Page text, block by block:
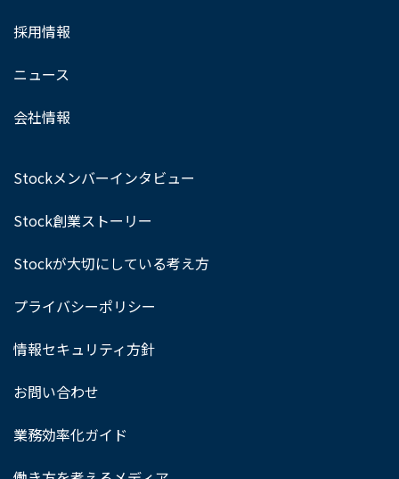
採用情報
ニュース
会社情報
Stockメンバーインタビュー
Stock創業ストーリー
Stockが大切にしている考え方
プライバシーポリシー
情報セキュリティ方針
お問い合わせ
業務効率化ガイド